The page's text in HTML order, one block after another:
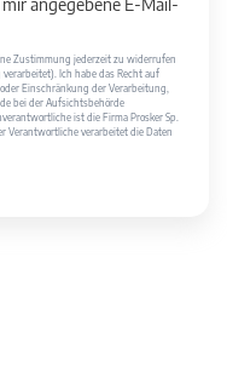
angegebene E-Mail-
Zustimmung jederzeit zu widerrufen
Ich habe das Recht auf
Einschränkung der Verarbeitung,
bei der Aufsichtsbehörde
ist die Firma Prosker Sp.
Verantwortliche verarbeitet die Daten